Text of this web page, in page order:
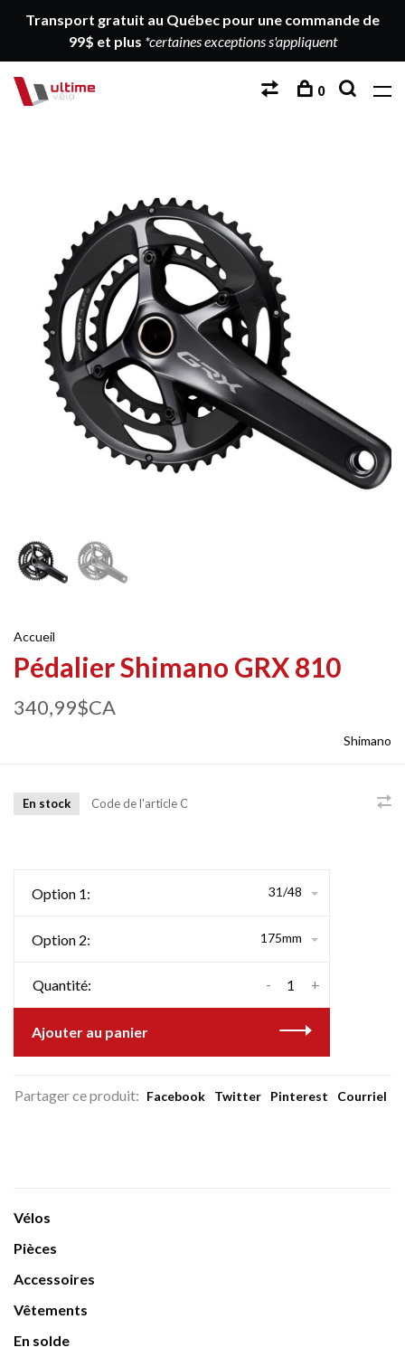
Transport gratuit au Québec pour une commande de
99$ et plus *certaines exceptions s'appliquent
0
Accueil
Pédalier Shimano GRX 810
340,99$CA
Shimano
En stock Code de l'article C
Option 1: 31/48
Option 2: 175mm
Quantité: +
-
Ajouter au panier
Partager ce produit: Facebook Twitter Pinterest Courriel
Vélos
Pièces
Accessoires
Vêtements
En solde